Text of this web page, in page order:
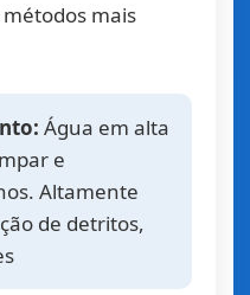
mais
Água em alta
e
Altamente
de detritos,